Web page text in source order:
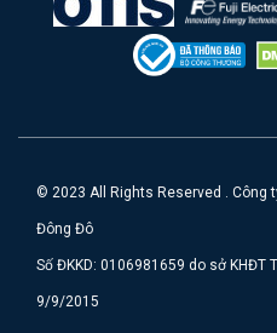
© 2023 All Rights Reserved . Công
Đông Đô
Số ĐKKD: 0106981659 do sở KHĐT
9/9/2015